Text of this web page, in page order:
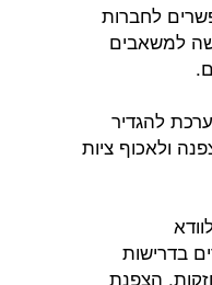
לחברות
למשאבים
להגדיר
ולאכוף ציות
בדרישות
הצפנת